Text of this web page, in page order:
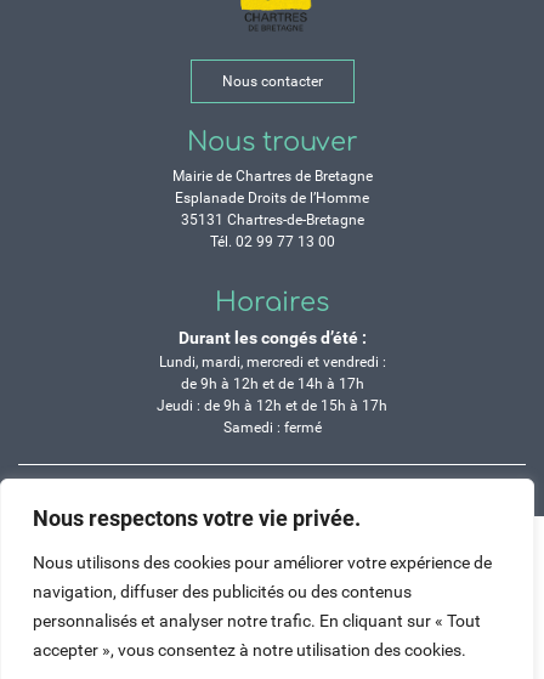
Nous respectons votre vie privée.
Nous utilisons des cookies pour améliorer votre expérience de
navigation, diffuser des publicités ou des contenus
personnalisés et analyser notre trafic. En cliquant sur « Tout
accepter », vous consentez à notre utilisation des cookies.
Nous contacter
Nous trouver
Mairie de Chartres de Bretagne
Esplanade Droits de l’Homme
35131 Chartres-de-Bretagne
Tél. 02 99 77 13 00
Horaires
Durant les congés d’été :
Lundi, mardi, mercredi et vendredi :
de 9h à 12h et de 14h à 17h
Jeudi : de 9h à 12h et de 15h à 17h
Samedi : fermé
Haut de page